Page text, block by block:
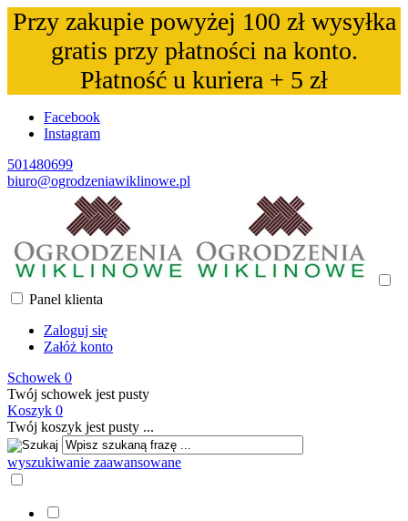
Przy zakupie powyżej 100 zł wysyłka
gratis przy płatności na konto.
Płatność u kuriera + 5 zł
Facebook
Instagram
501480699
biuro@ogrodzeniawiklinowe.pl
Panel klienta
Zaloguj się
Załóż konto
Schowek 0
Twój schowek jest pusty
Koszyk 0
Twój koszyk jest pusty ...
wyszukiwanie zaawansowane